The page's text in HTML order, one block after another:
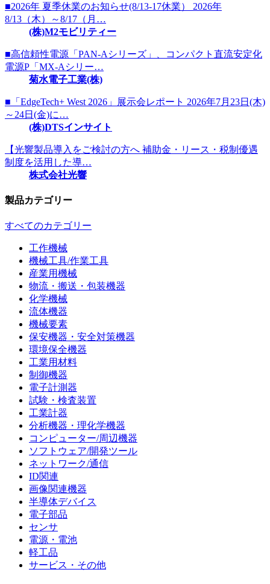
■2026年 夏季休業のお知らせ(8/13-17休業） 2026年
8/13（木）～8/17（月…
(株)M2モビリティー
■高信頼性電源「PAN-Aシリーズ」、コンパクト直流安定化
電源P「MX-Aシリー…
菊水電子工業(株)
■「EdgeTech+ West 2026」展示会レポート 2026年7月23日(木)
～24日(金)に…
(株)DTSインサイト
【光響製品導入をご検討の方へ 補助金・リース・税制優遇
制度を活用した導…
株式会社光響
製品カテゴリー
すべてのカテゴリー
工作機械
機械工具/作業工具
産業用機械
物流・搬送・包装機器
化学機械
流体機器
機械要素
保安機器・安全対策機器
環境保全機器
工業用材料
制御機器
電子計測器
試験・検査装置
工業計器
分析機器・理化学機器
コンピューター/周辺機器
ソフトウェア/開発ツール
ネットワーク/通信
ID関連
画像関連機器
半導体デバイス
電子部品
センサ
電源・電池
軽工品
サービス・その他